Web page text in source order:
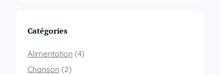
Catégories
Alimentation (4)
Chanson (2)